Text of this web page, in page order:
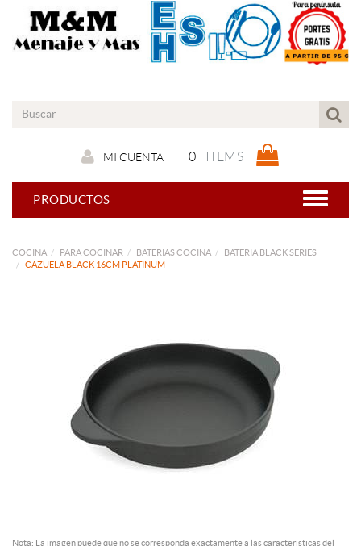
0 ITEMS
MI CUENTA
PRODUCTOS
COCINA PARA COCINAR BATERIAS COCINA
BATERIA BLACK SERIES
CAZUELA BLACK 16CM PLATINUM
Nota: La imagen puede que no se corresponda exactamente a las características del